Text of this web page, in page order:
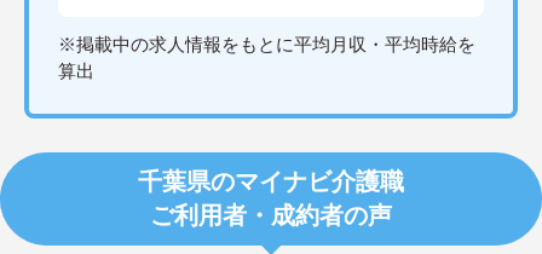
※掲載中の求人情報をもとに平均月収・平均時給を
算出
千葉県のマイナビ介護職
ご利用者・成約者の声